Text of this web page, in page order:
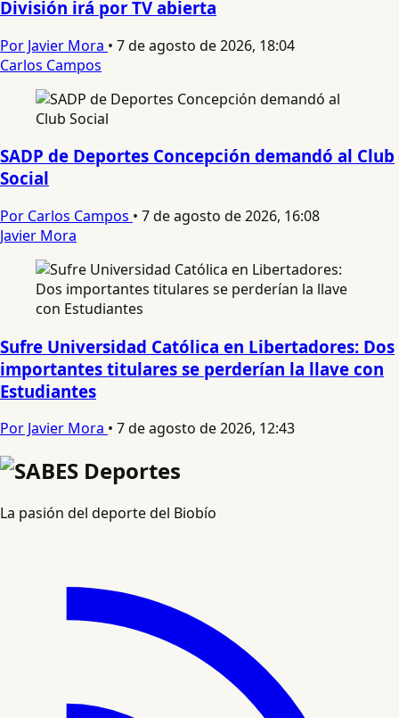
División irá por TV abierta
Por Javier Mora • 7 de agosto de 2026, 18:04
Carlos Campos
SADP de Deportes Concepción demandó al Club
Social
Por Carlos Campos • 7 de agosto de 2026, 16:08
Javier Mora
Sufre Universidad Católica en Libertadores: Dos
importantes titulares se perderían la llave con
Estudiantes
Por Javier Mora • 7 de agosto de 2026, 12:43
La pasión del deporte del Biobío